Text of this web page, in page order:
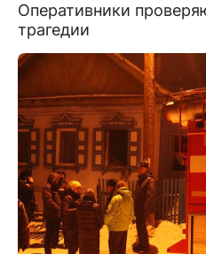
Оперативники
трагедии